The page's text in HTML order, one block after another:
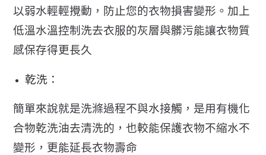
以弱水輕輕攪動，防止您的衣物損害變形。加上
低溫水溫控制洗去衣服的灰層與髒污能讓衣物質
感保存得更長久
乾洗：
簡單來說就是洗滌過程不與水接觸，是用有機化
合物乾洗油去清洗的，也較能保護衣物不縮水不
變形，更能延長衣物壽命